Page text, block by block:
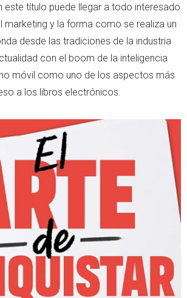
este título puede llegar a todo interesado
marketing y la forma como se realiza un
desde las tradiciones de la industria
con el boom de la inteligencia
móvil como uno de los aspectos más
a los libros electrónicos.